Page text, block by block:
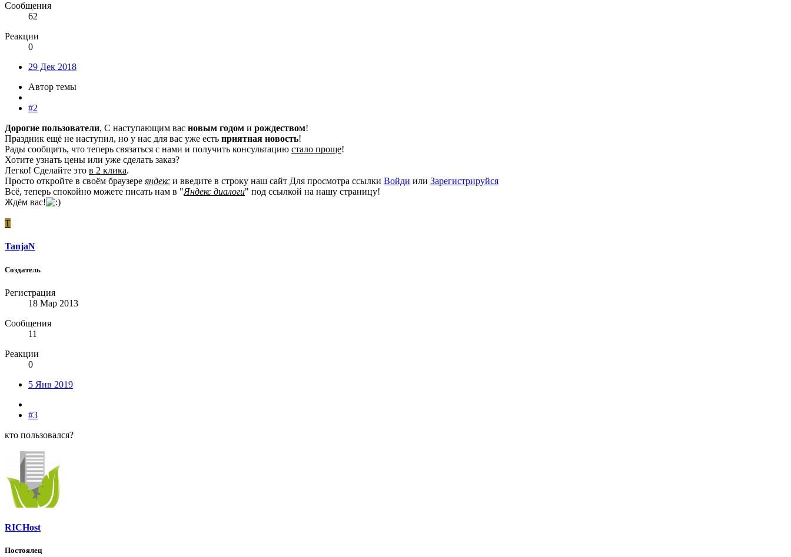
Сообщения
62
Реакции
0
29 Дек 2018
Автор темы
#2
Дорогие пользователи, С наступающим вас новым годом и рождеством!
Праздник ещё не наступил, но у нас для вас уже есть приятная новость!
Рады сообщить, что теперь связаться с нами и получить консультацию стало проще!
Хотите узнать цены или уже сделать заказ?
Легко! Сделайте это в 2 клика.
Просто откройте в своём браузере яндекс и введите в строку наш сайт Для просмотра ссылки Войди или Зарегистрируйся
Всё, теперь спокойно можете писать нам в "Яндекс диалоги" под ссылкой на нашу страницу!
Ждём вас!
T
TanjaN
Создатель
Регистрация
18 Мар 2013
Сообщения
11
Реакции
0
5 Янв 2019
#3
кто пользовался?
RICHost
Постоялец